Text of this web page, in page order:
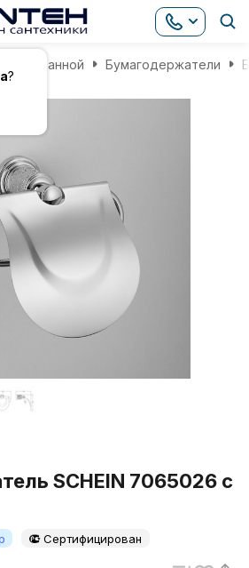
?
для ванной Бумагодержатели
SCHEIN 7065026 с
Сертифицирован